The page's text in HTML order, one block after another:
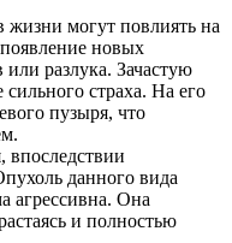
жизни могут повлиять на
новых
или разлука. Зачастую
страха. На его
пузыря, что
данного вида
агрессивна. Она
и полностью